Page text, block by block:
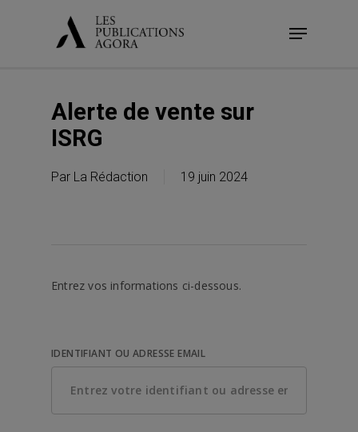
Menu
Alerte de vente sur
ISRG
Par La Rédaction 19 juin 2024
Entrez vos informations ci-dessous.
IDENTIFIANT OU ADRESSE EMAIL